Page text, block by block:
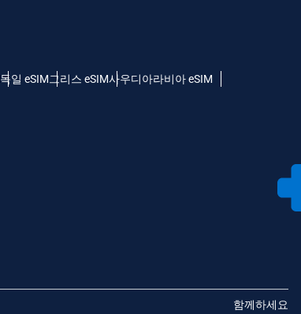
독일 eSIM그리스 eSIM사우디아라비아 eSIM
함께하세요